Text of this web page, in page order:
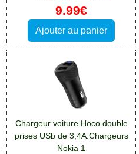
9.99€
Ajouter au panier
Chargeur voiture Hoco double
prises USb de 3,4A:Chargeurs
Nokia 1